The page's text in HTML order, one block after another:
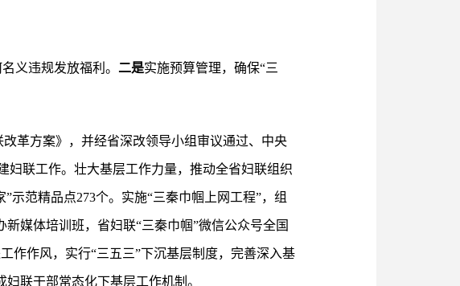
义违规发放福利。 二是实施预算管理，确保“三
革方案》，并经省深改领导小组审议通过、中央
妇联工作。壮大基层工作力量，推动全省妇联组织
示范精品点273个。实施“三秦巾帼上网工程”，组
媒体培训班，省妇联“三秦巾帼”微信公众号全国
作作风，实行“三五三”下沉基层制度，完善深入基
联干部常态化下基层工作机制。